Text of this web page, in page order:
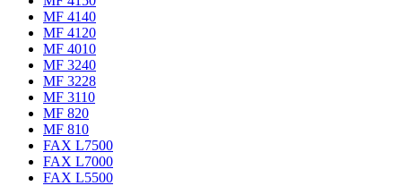
MF 4140
MF 4120
MF 4010
MF 3240
MF 3228
MF 3110
MF 820
MF 810
FAX L7500
FAX L7000
FAX L5500